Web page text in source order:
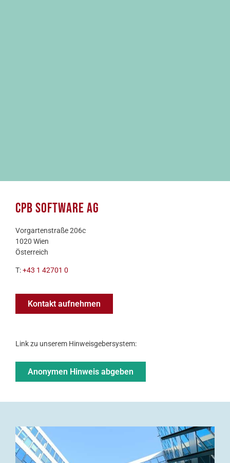
CPB SOFTWARE Ag
Vorgartenstraße 206c
1020 Wien
Österreich
T:+43 1 42701 0
Kontakt aufnehmen
Link zu unserem Hinweisgebersystem:
Anonymen Hinweis abgeben